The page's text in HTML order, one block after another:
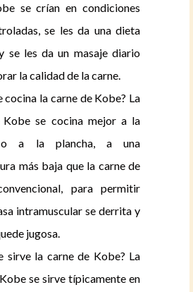
se crían en condiciones
se les da una dieta
se les da un masaje diario
la calidad de la carne.
cocina la carne de Kobe? La
Kobe se cocina mejor a la
o a la plancha, a una
más baja que la carne de
para permitir
intramuscular se derrita y
jugosa.
sirve la carne de Kobe? La
se sirve típicamente en